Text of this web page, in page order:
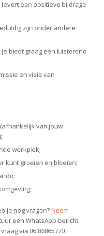
levert een positieve bijdrage
zijn onder andere
biedt graag een luisterend
en visie van
(afhankelijk van jouw
werkplek;
kunt groeien en bloeien;
je nog vragen?Neem
een WhatsApp-bericht
via 06 86865770